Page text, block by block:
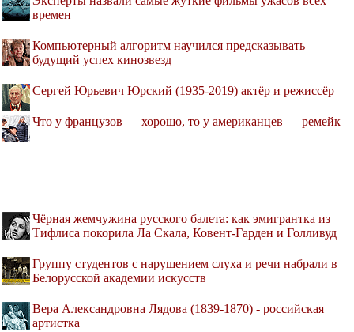
времен
Компьютерный алгоритм научился предсказывать
будущий успех кинозвезд
Сергей Юрьевич Юрский (1935-2019) актёр и режиссёр
Что у французов — хорошо, то у американцев — ремейк
Чёрная жемчужина русского балета: как эмигрантка из
Тифлиса покорила Ла Скала, Ковент-Гарден и Голливуд
Группу студентов с нарушением слуха и речи набрали в
Белорусской академии искусств
Вера Александровна Лядова (1839-1870) - российская
артистка